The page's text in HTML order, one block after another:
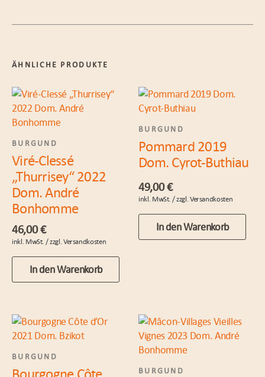
ÄHNLICHE PRODUKTE
BURGUND
Viré-Clessé
„Thurrisey“ 2022
Dom. André
Bonhomme
46,00€
In den Warenkorb
BURGUND
Pommard 2019
Dom. Cyrot-Buthiau
49,00€
In den Warenkorb
BURGUND
BURGUND